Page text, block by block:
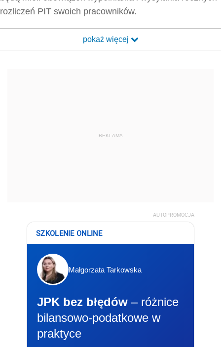
rozliczeń PIT swoich pracowników.
pokaż więcej
REKLAMA
AUTOPROMOCJA
SZKOLENIE ONLINE
Małgorzata Tarkowska
JPK bez błędów – różnice
bilansowo-podatkowe w
praktyce